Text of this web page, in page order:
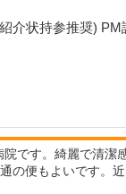
介状持参推奨)
院です。綺麗で清潔
の便もよいです。